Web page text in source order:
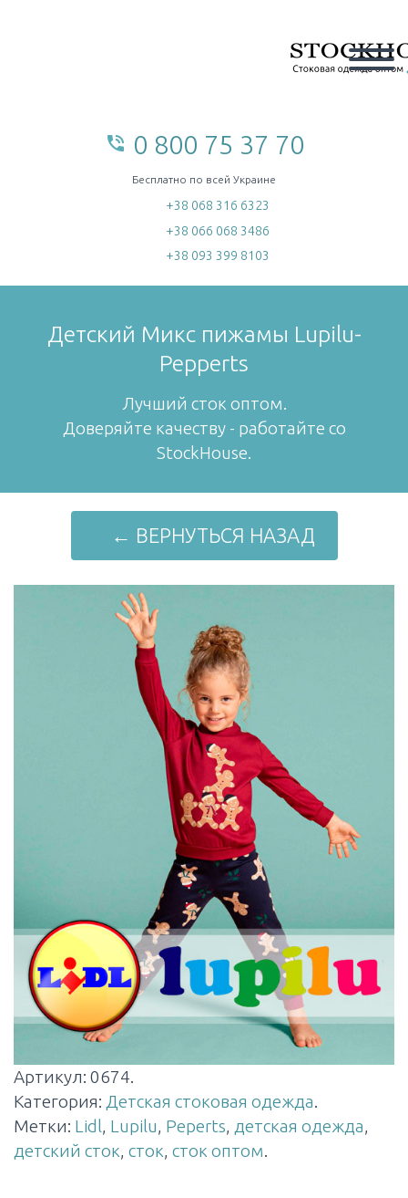
phone_in_talk 0 800 75 37 70
Бесплатно по всей Украине
+38 068 316 6323
+38 066 068 3486
+38 093 399 8103
Детский Микс пижамы Lupilu-
Pepperts
Лучший сток оптом.
Доверяйте качеству - работайте со
StockHouse.
← ВЕРНУТЬСЯ НАЗАД
Артикул: 0674.
Категория: Детская стоковая одежда.
Метки: Lidl, Lupilu, Peperts, детская одежда,
детский сток, сток, сток оптом.